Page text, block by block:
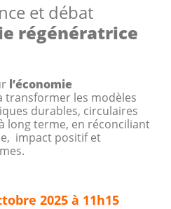
et débat
régénératrice
l’économie
transformer les modèles
durables, circulaires
long terme, en réconciliant
impact positif et
2025 à 11h15